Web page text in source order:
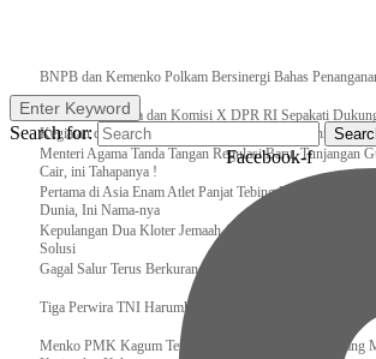
BNPB dan Kemenko Polkam Bersinergi Bahas
Raker Kemenpora dan Komisi X DPR RI Sepakati
Kegiatan dan Program Prioritas Pemuda dan Olahraga
Menteri Agama Tanda Tangan Regulasi Baru, Tunjangan
Cair, ini Tahapanya !
Pertama di Asia Enam Atlet Panjat Tebing Indonesia
Dunia, Ini Nama-nya
Kepulangan Dua Kloter Jemaah Asal Surabaya Tertunda,
Solusi
Gagal Salur Terus Berkurang, Gus Ipul: 405 Ribu Lebih
Tiga Perwira TNI Harumkan Indonesia Di Kancah
Menko PMK Kagum Terhadap Perempuan Modern yang
Enter Keyword
Search for:
Facebook-f